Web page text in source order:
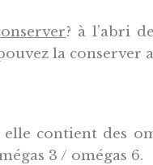
? àl’abri
la conserver
elle contient des
3 / omégas 6.